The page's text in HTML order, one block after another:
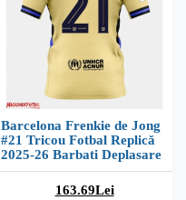
Barcelona Frenkie de Jong
#21 Tricou Fotbal Replică
2025-26 Barbati Deplasare
163.69Lei